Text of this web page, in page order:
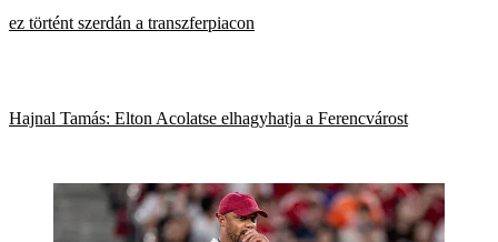
ez történt szerdán a transzferpiacon
Hajnal Tamás: Elton Acolatse elhagyhatja a Ferencvárost